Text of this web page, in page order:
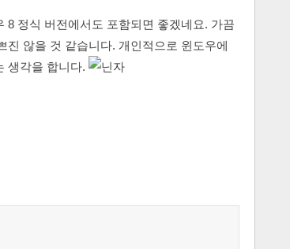
8 정식 버전에서도 포함되면 좋겠네요. 가끔
진 않을 것 같습니다. 개인적으로 윈도우에
생각을 합니다.